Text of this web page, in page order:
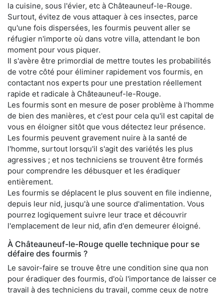
la cuisine, sous l'évier, etc à Châteauneuf-le-Rouge.
Surtout, évitez de vous attaquer à ces insectes, parce
qu'une fois dispersées, les fourmis peuvent aller se
réfugier n'importe où dans votre villa, attendant le bon
moment pour vous piquer.
Il s'avère être primordial de mettre toutes les probabilités
de votre côté pour éliminer rapidement vos fourmis, en
contactant nos experts pour une prestation réellement
rapide et radicale à Châteauneuf-le-Rouge.
Les fourmis sont en mesure de poser problème à l'homme
de bien des manières, et c'est pour cela qu'il est capital de
vous en éloigner sitôt que vous détectez leur présence.
Les fourmis peuvent gravement nuire à la santé de
l'homme, surtout lorsqu'il s'agit des variétés les plus
agressives ; et nos techniciens se trouvent être formés
pour comprendre les débusquer et les éradiquer
entièrement.
Les fourmis se déplacent le plus souvent en file indienne,
depuis leur nid, jusqu'à une source d'alimentation. Vous
pourrez logiquement suivre leur trace et découvrir
l'emplacement de leur nid, afin d'en demeurer éloigné.
À Châteauneuf-le-Rouge quelle technique pour se
défaire des fourmis ?
Le savoir-faire se trouve être une condition sine qua non
pour éradiquer des fourmis, d'où l'importance de laisser ce
travail à des techniciens du travail, comme ceux de notre